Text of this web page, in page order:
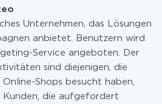
zu
Unternehmen, das Lösungen
anbietet. Benutzern wird
Service angeboten. Der
sind diejenigen, die
Shops besucht haben,
Kunden, die aufgefordert